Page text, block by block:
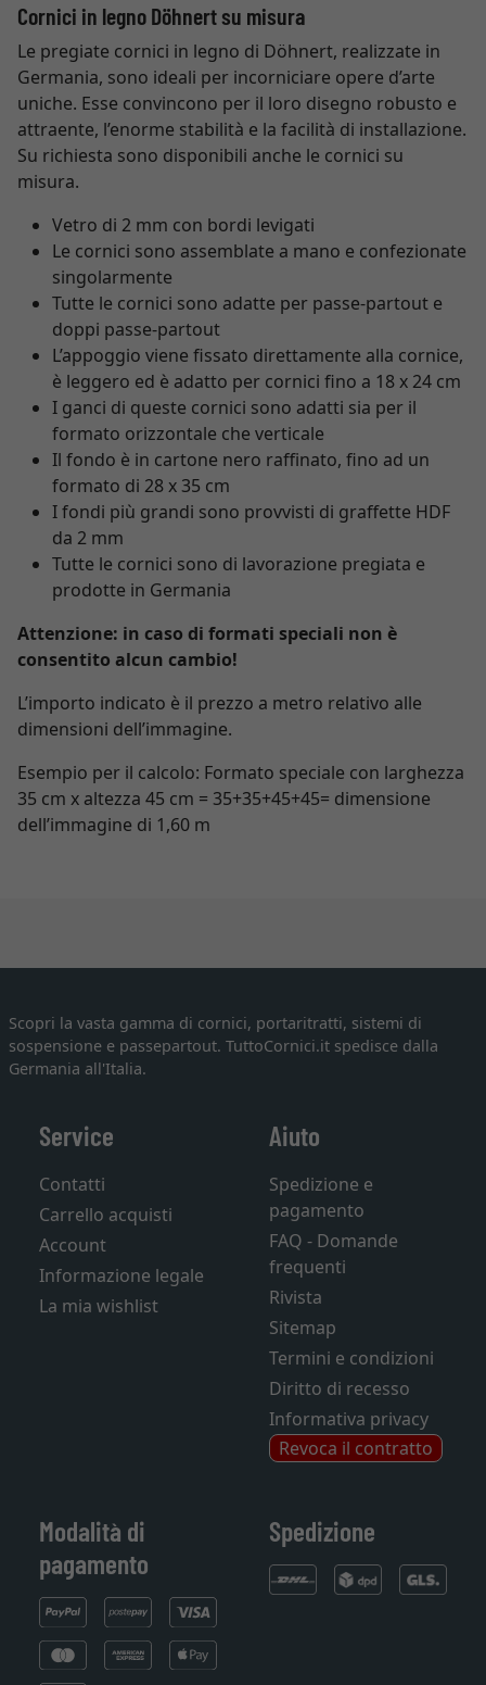
Cornici in legno Döhnert su misura
Le pregiate cornici in legno di Döhnert, realizzate in
Germania, sono ideali per incorniciare opere d’arte
uniche. Esse convincono per il loro disegno robusto e
attraente, l’enorme stabilità e la facilità di installazione.
Su richiesta sono disponibili anche le cornici su
misura.
Vetro di 2 mm con bordi levigati
Le cornici sono assemblate a mano e confezionate
singolarmente
Tutte le cornici sono adatte per passe-partout e
doppi passe-partout
L’appoggio viene fissato direttamente alla cornice,
è leggero ed è adatto per cornici fino a 18 x 24 cm
I ganci di queste cornici sono adatti sia per il
formato orizzontale che verticale
Il fondo è in cartone nero raffinato, fino ad un
formato di 28 x 35 cm
I fondi più grandi sono provvisti di graffette HDF
da 2 mm
Tutte le cornici sono di lavorazione pregiata e
prodotte in Germania
Attenzione: in caso di formati speciali non è
consentito alcun cambio!
L’importo indicato è il prezzo a metro relativo alle
dimensioni dell’immagine.
Esempio per il calcolo: Formato speciale con larghezza
35 cm x altezza 45 cm = 35+35+45+45= dimensione
dell’immagine di 1,60 m
Scopri la vasta gamma di cornici, portaritratti, sistemi di
sospensione e passepartout. TuttoCornici.it spedisce dalla
Germania all'Italia.
Service
Contatti
Carrello acquisti
Account
Informazione legale
La mia wishlist
Aiuto
Spedizione e
pagamento
FAQ - Domande
frequenti
Rivista
Sitemap
Termini e condizioni
Diritto di recesso
Informativa privacy
Revoca il contratto
Modalità di
pagamento
Spedizione